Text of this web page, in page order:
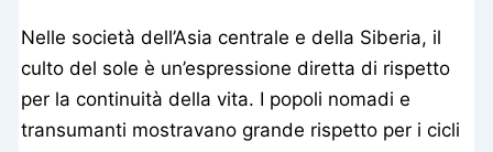
Nelle società dell’Asia centrale e della Siberia, il
culto del sole è un’espressione diretta di rispetto
per la continuità della vita. I popoli nomadi e
transumanti mostravano grande rispetto per i cicli